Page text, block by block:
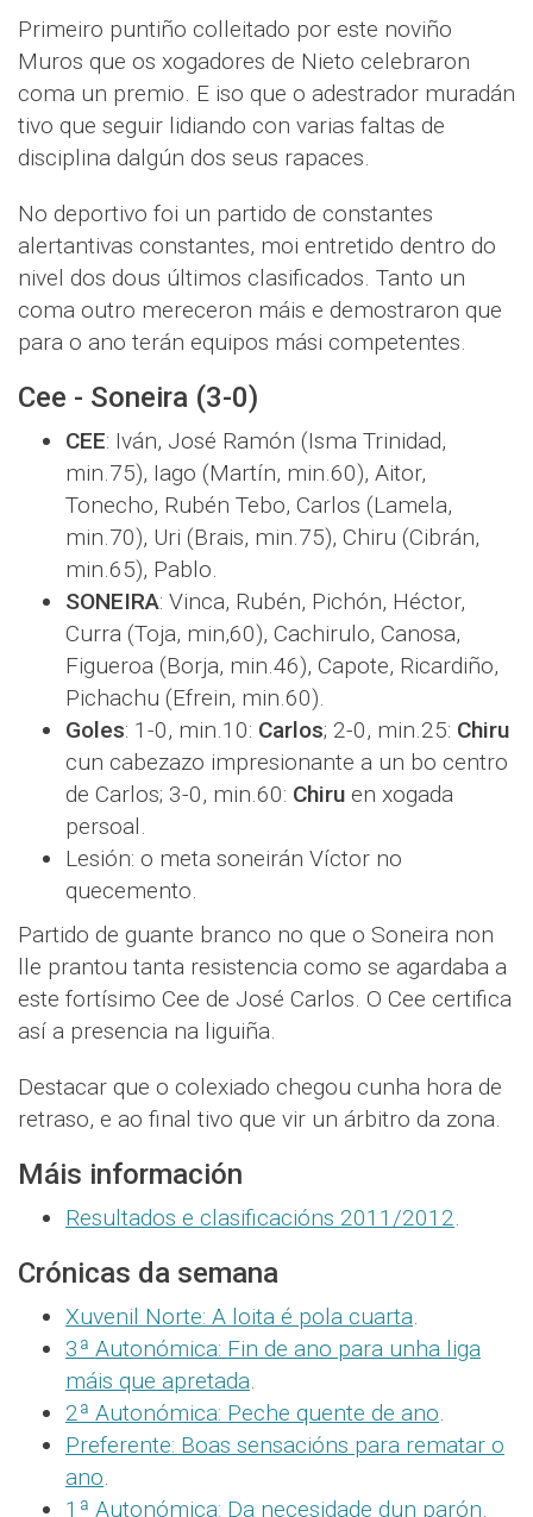
Primeiro puntiño colleitado por este noviño
Muros que os xogadores de Nieto celebraron
coma un premio. E iso que o adestrador muradán
tivo que seguir lidiando con varias faltas de
disciplina dalgún dos seus rapaces.
No deportivo foi un partido de constantes
alertantivas constantes, moi entretido dentro do
nivel dos dous últimos clasificados. Tanto un
coma outro mereceron máis e demostraron que
para o ano terán equipos mási competentes.
Cee - Soneira (3-0)
CEE: Iván, José Ramón (Isma Trinidad,
min.75), Iago (Martín, min.60), Aitor,
Tonecho, Rubén Tebo, Carlos (Lamela,
min.70), Uri (Brais, min.75), Chiru (Cibrán,
min.65), Pablo.
SONEIRA: Vinca, Rubén, Pichón, Héctor,
Curra (Toja, min,60), Cachirulo, Canosa,
Figueroa (Borja, min.46), Capote, Ricardiño,
Pichachu (Efrein, min.60).
Goles: 1-0, min.10: Carlos; 2-0, min.25: Chiru
cun cabezazo impresionante a un bo centro
de Carlos; 3-0, min.60: Chiru en xogada
persoal.
Lesión: o meta soneirán Víctor no
quecemento.
Partido de guante branco no que o Soneira non
lle prantou tanta resistencia como se agardaba a
este fortísimo Cee de José Carlos. O Cee certifica
así a presencia na liguiña.
Destacar que o colexiado chegou cunha hora de
retraso, e ao final tivo que vir un árbitro da zona.
Máis información
Resultados e clasificacións 2011/2012.
Crónicas da semana
Xuvenil Norte: A loita é pola cuarta.
3ª Autonómica: Fin de ano para unha liga
máis que apretada.
2ª Autonómica: Peche quente de ano.
Preferente: Boas sensacións para rematar o
ano.
1ª Autonómica: Da necesidade dun parón.